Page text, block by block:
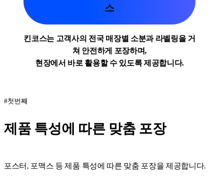
스
킨코스는 고객사의 전국 매장별 소분과 라벨링을 거
쳐 안전하게 포장하며,
현장에서 바로 활용할 수 있도록 제공합니다.
#첫번째
제품 특성에 따른 맞춤 포장
포스터, 포맥스 등 제품 특성에 따른 맞춤 포장을 제공합니다.